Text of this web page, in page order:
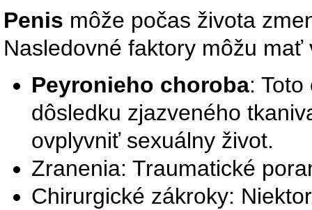
Penis môže počas života
Nasledovné faktory môžu mať
Peyronieho choroba:
dôsledku zjazveného
ovplyvniť sexuálny život.
Zranenia: Traumatické
Chirurgické zákroky: